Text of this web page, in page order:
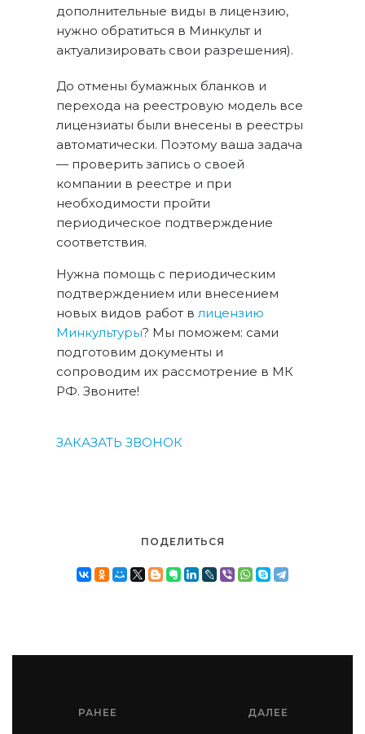
дополнительные виды в лицензию,
нужно обратиться в Минкульт и
актуализировать свои разрешения).
До отмены бумажных бланков и
перехода на реестровую модель все
лицензиаты были внесены в реестры
автоматически. Поэтому ваша задача
— проверить запись о своей
компании в реестре и при
необходимости пройти
периодическое подтверждение
соответствия.
Нужна помощь с периодическим
подтверждением или внесением
новых видов работ в лицензию
Минкультуры? Мы поможем: сами
подготовим документы и
сопроводим их рассмотрение в МК
РФ. Звоните!
ЗАКАЗАТЬ ЗВОНОК
ПОДЕЛИТЬСЯ
РАНЕЕ ДАЛЕЕ